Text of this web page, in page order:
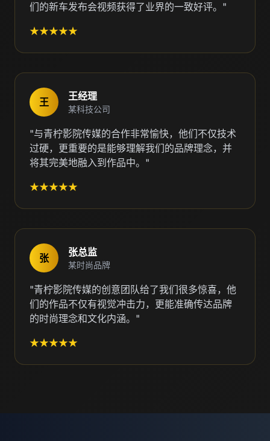
们的新车发布会视频获得了业界的一致好评。"
★★★★★
王 王经理
某科技公司
"与青柠影院传媒的合作非常愉快，他们不仅技术
过硬，更重要的是能够理解我们的品牌理念，并
将其完美地融入到作品中。"
★★★★★
张 张总监
某时尚品牌
"青柠影院传媒的创意团队给了我们很多惊喜，他
们的作品不仅有视觉冲击力，更能准确传达品牌
的时尚理念和文化内涵。"
★★★★★